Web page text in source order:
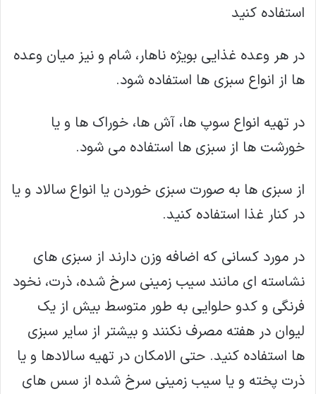
استفاده کنید
در هر وعده غذایی بویژه ناهار، شام و نیز میان وعده
ها از انواع سبزی ها استفاده شود.
در تهیه انواع سوپ ها، آش ها، خوراک ها و یا
خورشت ها از سبزی ها استفاده می شود.
از سبزی ها به صورت سبزی خوردن یا انواع سالاد و یا
در کنار غذا استفاده کنید.
در مورد کسانی که اضافه وزن دارند از سبزی های
نشاسته ای مانند سیب زمینی سرخ شده، ذرت، نخود
فرنگی و کدو حلوایی به طور متوسط بیش از یک
لیوان در هفته مصرف نکنند و بیشتر از سایر سبزی
ها استفاده کنید. حتی الامکان در تهیه سالادها و یا
ذرت پخته و یا سیب زمینی سرخ شده از سس های